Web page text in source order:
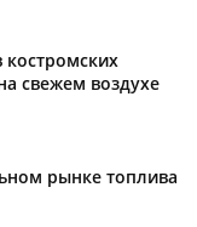
свежем воздухе
рынке топлива